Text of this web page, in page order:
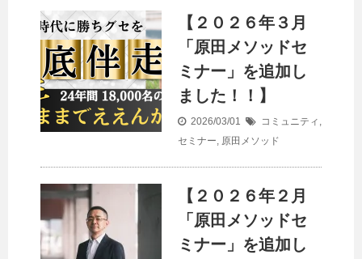
【２０２６年３月
「原田メソッドセ
ミナー」を追加し
ました！！】
2026/03/01 コミュニティ ,
セミナー, 原田メソッド
【２０２６年２月
「原田メソッドセ
ミナー」を追加し